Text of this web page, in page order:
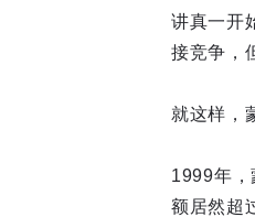
讲真一开
接竞争，
就这样，
1999年
额居然超